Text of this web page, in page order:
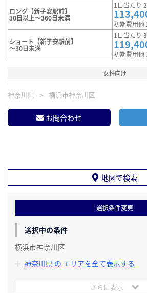
ロング【新子安駅前】
30日以上～360日未満
1日当たり
初期費用他
ショート【新子安駅前】
～30日未満
1日当たり
初期費用他
女性向け
神奈川県 横浜市神奈川区
お問合わせ
地図で検索
選択条件変更
選択中の条件
横浜市神奈川区
神奈川県 の エリアを全て表示する
さらに表示